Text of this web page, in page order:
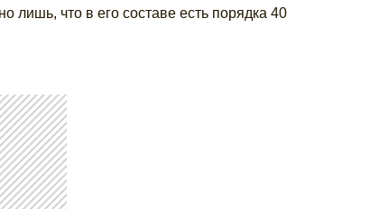
лишь, что в его составе есть порядка 40